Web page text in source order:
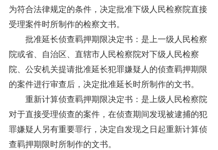
为符合法律规定的条件，决定批准下级人民检察院直接
受理案件时所制作的检察文书。
批准延长侦查羁押期限决定书：是上一级人民检察
院或省、自治区、直辖市人民检察院对下级人民检察
院、公安机关提请批准延长犯罪嫌疑人的侦查羁押期限
的案件进行审查后，决定批准延长时所制作的文书。
重新计算侦查羁押期限决定书：是上级人民检察院
对于直接受理侦查的案件，在侦查期间发现被逮捕的犯
罪嫌疑人另有重要罪行，决定自发现之日起重新计算侦
查羁押期限时所制作的文书。